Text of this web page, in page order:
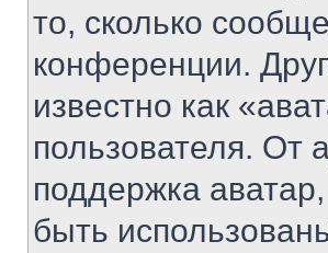
то, сколько
конференции.
известно как
пользователя. От
поддержка
быть